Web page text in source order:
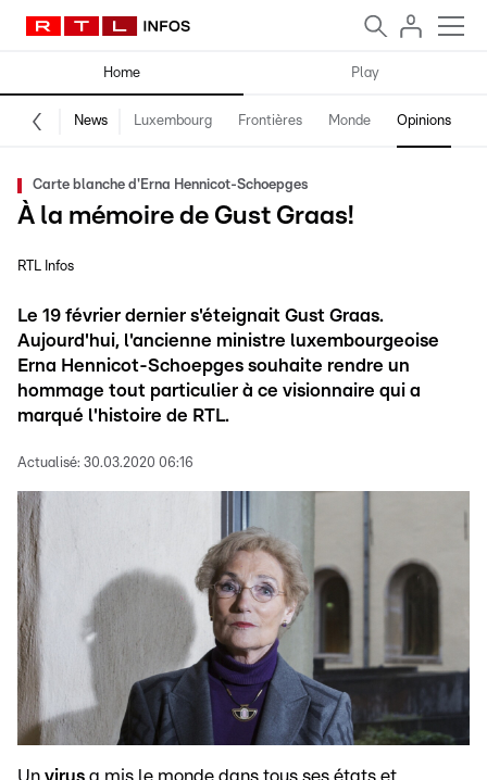
Home Play
News Luxembourg Frontières Monde Opinions
Carte blanche d'Erna Hennicot-Schoepges
À la mémoire de Gust Graas!
RTL Infos
Le 19 février dernier s'éteignait Gust Graas.
Aujourd'hui, l'ancienne ministre luxembourgeoise
Erna Hennicot-Schoepges souhaite rendre un
hommage tout particulier à ce visionnaire qui a
marqué l'histoire de RTL.
Actualisé: 30.03.2020 06:16